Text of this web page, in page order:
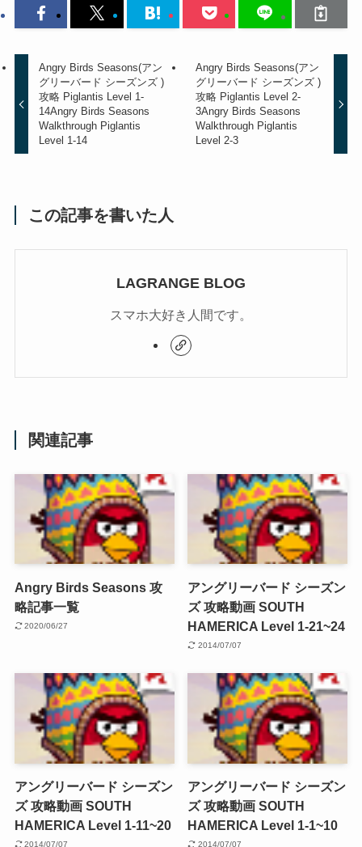
Angry Birds Seasons(アン
グリーバード シーズンズ )
攻略 Piglantis Level 1-
14Angry Birds Seasons
Walkthrough Piglantis
Level 1-14
Angry Birds Seasons(アン
グリーバード シーズンズ )
攻略 Piglantis Level 2-
3Angry Birds Seasons
Walkthrough Piglantis
Level 2-3
この記事を書いた人
LAGRANGE BLOG
スマホ大好き人間です。
関連記事
Angry Birds Seasons 攻
略記事一覧
2020/06/27
アングリーバード シーズン
ズ 攻略動画 SOUTH
HAMERICA Level 1-21~24
2014/07/07
アングリーバード シーズン
ズ 攻略動画 SOUTH
HAMERICA Level 1-11~20
2014/07/07
アングリーバード シーズン
ズ 攻略動画 SOUTH
HAMERICA Level 1-1~10
2014/07/07